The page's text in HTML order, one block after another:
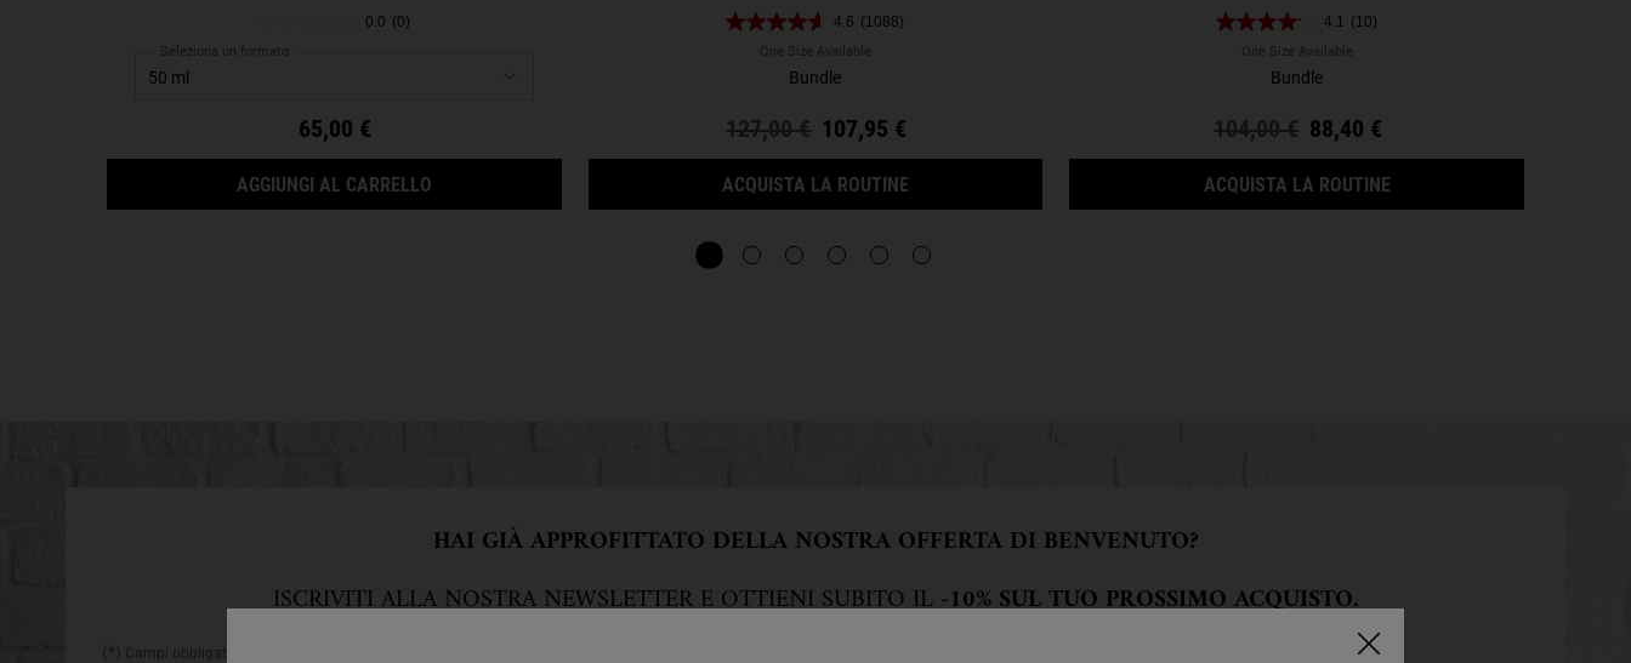
rassodare e mira i segni visibili dell'invecchiamento dovuti alla
perdita di collagene.<br><br><small>*Un polipeptide biosintetico
di collagene simile a un frammento proteico presente nel collagene
0.0 (0)
Seleziona un formato
65,00 €
AGGIUNGI AL CARRELLO
4.6 (1088)
One Size Available
Bundle
Old price
127,00 € New price
107,95 €
ACQUISTA LA ROUTINE
4.1 (10)
One Size Available
Bundle
Old price
104,00 € New price
88,40 €
ACQUISTA LA ROUTINE
HAI GIÀ APPROFITTATO DELLA NOSTRA OFFERTA DI BENVENUTO?
ISCRIVITI ALLA NOSTRA NEWSLETTER E OTTIENI SUBITO IL-10% SUL TUO PROSSIMO ACQUISTO.
(*) Campi obbligatori